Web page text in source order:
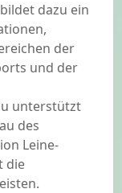
dazu ein
der
und der
unterstützt
des
Leine-
die